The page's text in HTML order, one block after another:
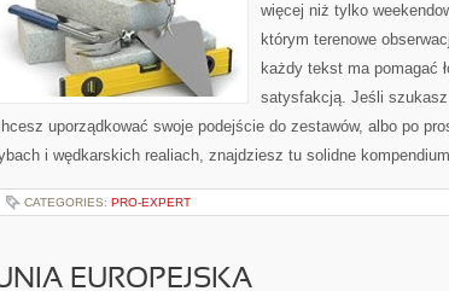
więcej niż tylko
którym terenowe
każdy tekst ma pomagać
satysfakcją. Jeśli
uporządkować swoje podejście do zestawów, albo po
i wędkarskich realiach, znajdziesz tu solidne
CATEGORIES: PRO-EXPERT
EUROPEJSKA